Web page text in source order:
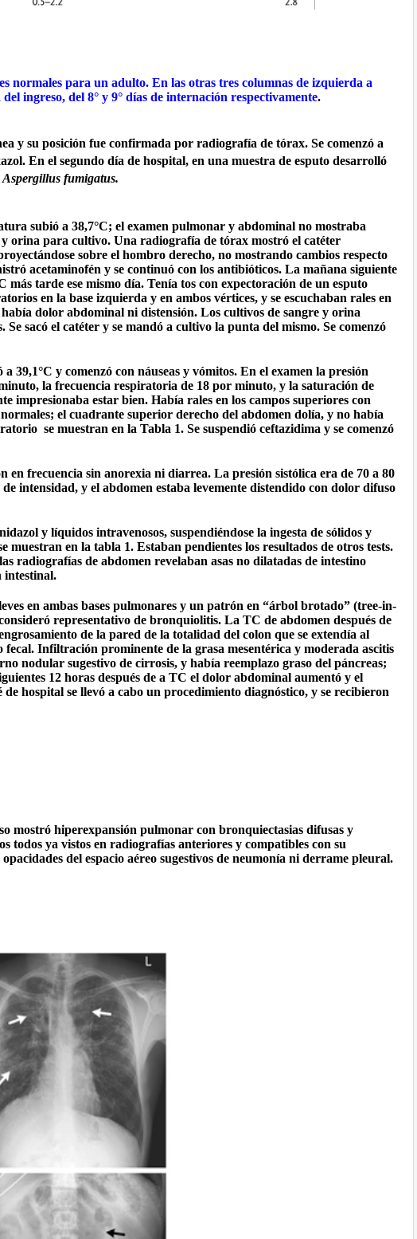
normales para un adulto. En las otras tres columnas de izquierda a
ingreso, del 8° y 9° días de internación respectivamente.
y su posición fue confirmada por radiografía de tórax. Se comenzó a
En el segundo día de hospital, en una muestra de esputo desarrolló
Aspergillus fumigatus.
subió a 38,7°C; el examen pulmonar y abdominal no mostraba
orina para cultivo. Una radiografía de tórax mostró el catéter
sobre el hombro derecho, no mostrando cambios respecto
acetaminofén y se continuó con los antibióticos. La mañana siguiente
tarde ese mismo día. Tenía tos con expectoración de un esputo
en la base izquierda y en ambos vértices, y se escuchaban rales en
dolor abdominal ni distensión. Los cultivos de sangre y orina
sacó el catéter y se mandó a cultivo la punta del mismo. Se comenzó
39,1°C y comenzó con náuseas y vómitos. En el examen la presión
la frecuencia respiratoria de 18 por minuto, y la saturación de
impresionaba estar bien. Había rales en los campos superiores con
el cuadrante superior derecho del abdomen dolía, y no había
se muestran en la Tabla 1. Se suspendió ceftazidima y se comenzó
en frecuencia sin anorexia ni diarrea. La presión sistólica era de 70 a 80
intensidad, y el abdomen estaba levemente distendido con dolor difuso
y líquidos intravenosos, suspendiéndose la ingesta de sólidos y
en la tabla 1. Estaban pendientes los resultados de otros tests.
radiografías de abdomen revelaban asas no dilatadas de intestino
intestinal.
en ambas bases pulmonares y un patrón en “árbol brotado” (tree-in-
representativo de bronquiolitis. La TC de abdomen después de
de la pared de la totalidad del colon que se extendía al
fecal. Infiltración prominente de la grasa mesentérica y moderada ascitis
nodular sugestivo de cirrosis, y había reemplazo graso del páncreas;
12 horas después de a TC el dolor abdominal aumentó y el
hospital se llevó a cabo un procedimiento diagnóstico, y se recibieron
mostró hiperexpansión pulmonar con bronquiectasias difusas y
todos ya vistos en radiografías anteriores y compatibles con su
del espacio aéreo sugestivos de neumonía ni derrame pleural.